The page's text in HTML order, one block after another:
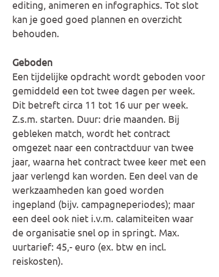
editing, animeren en infographics. Tot slot
kan je goed goed plannen en overzicht
behouden.
Geboden
Een tijdelijke opdracht wordt geboden voor
gemiddeld een tot twee dagen per week.
Dit betreft circa 11 tot 16 uur per week.
Z.s.m. starten. Duur: drie maanden. Bij
gebleken match, wordt het contract
omgezet naar een contractduur van twee
jaar, waarna het contract twee keer met een
jaar verlengd kan worden. Een deel van de
werkzaamheden kan goed worden
ingepland (bijv. campagneperiodes); maar
een deel ook niet i.v.m. calamiteiten waar
de organisatie snel op in springt. Max.
uurtarief: 45,- euro (ex. btw en incl.
reiskosten).